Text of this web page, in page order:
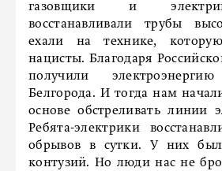
газовщики и
восстанавливали трубы
ехали на технике, которую
нацисты. Благодаря
получили
Белгорода. И тогда нам
основе обстреливать линии
Ребята-электрики
обрывов в сутки. У них
контузий. Но люди нас не